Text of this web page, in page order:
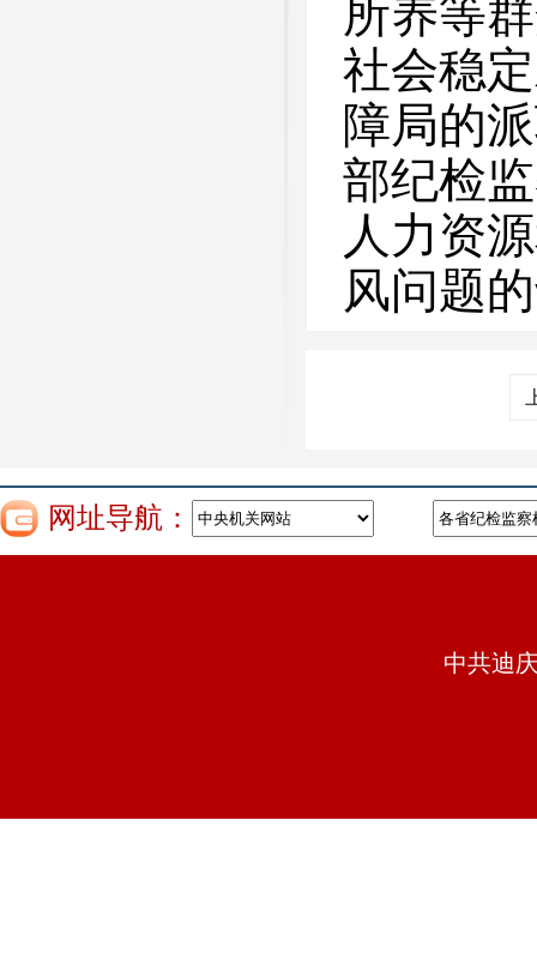
所养等
社会稳
障局的
部纪检
人力资
风问题
网址导航：
中共迪